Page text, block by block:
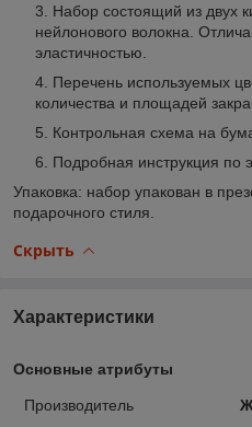
Набор состоящий из двух
нейлонового волокна.
эластичностью.
Перечень используемых
количества и площадей
Контрольная схема на
Подробная инструкция по
Упаковка: набор упакован в
подарочного стиля.
Скрыть
Характеристики
Основные атрибуты
Производитель